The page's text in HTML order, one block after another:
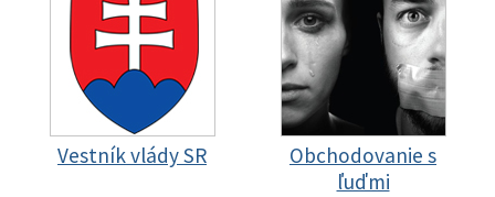
Vestník vlády SR
Obchodovanie s
ľuďmi